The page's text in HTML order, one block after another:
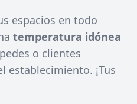
espacios en todo
temperatura idónea
o clientes
establecimiento. ¡Tus